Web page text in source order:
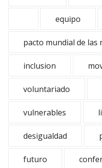
equipo
pacto mundial de las
inclusion
voluntariado
vulnerables
desigualdad
futuro